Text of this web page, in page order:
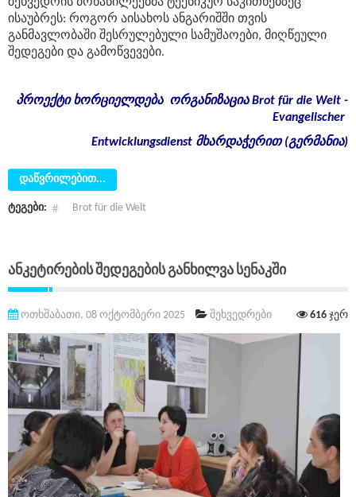
შეხვედრის მონაწილეებმა ტექნიკურ საკითხებზეც
ისაუბრეს: როგორ აისახოს ანგარიშში თვის
განმავლობაში შესრულებული სამუშაოები, მიღწეული
შედეგები და გამოწვევები.
პროექტი ხორციელდება ორგანიზაციაBrot für die Welt -
Evangelischer
Entwicklungsdienst მხარდაჭერით(გერმანია)
დაწვრილებით...
ტეგები: Brot für die Welt
Ანკეტირების Შედეგების Განხილვა Სენაკში
ოთხშაბათი, 08 ოქტომბერი 2025 შეხვედრები 616 ჯერ